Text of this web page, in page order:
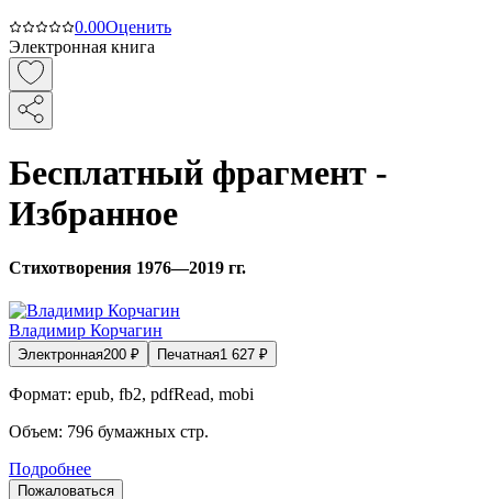
0.00Оценить
Электронная книга
Бесплатный фрагмент -
Избранное
Стихотворения 1976—2019 гг.
Владимир Корчагин
Электронная200 ₽ Печатная1 627 ₽
Формат: epub, fb2, pdfRead, mobi
Объем: 796 бумажных стр.
Подробнее
Пожаловаться